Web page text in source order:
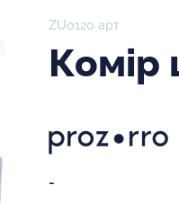
ZU0120 арт
Комір
-